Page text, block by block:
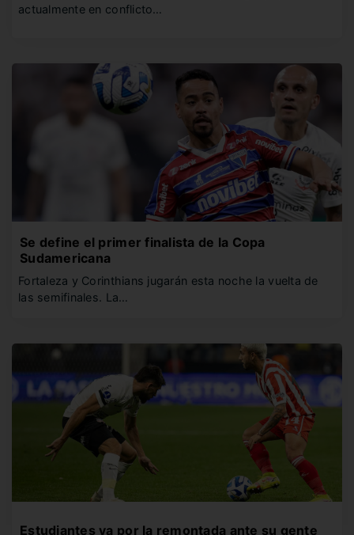
actualmente en conflicto…
Se define el primer finalista de la Copa
Sudamericana
Fortaleza y Corinthians jugarán esta noche la vuelta de
las semifinales. La…
Estudiantes va por la remontada ante su gente